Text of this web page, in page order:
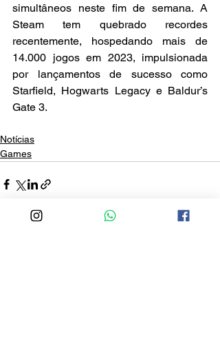
simultâneos neste fim de semana. A
Steam tem quebrado recordes
recentemente, hospedando mais de
14.000 jogos em 2023, impulsionada
por lançamentos de sucesso como
Starfield, Hogwarts Legacy e Baldur’s
Gate 3.
Notícias
Games